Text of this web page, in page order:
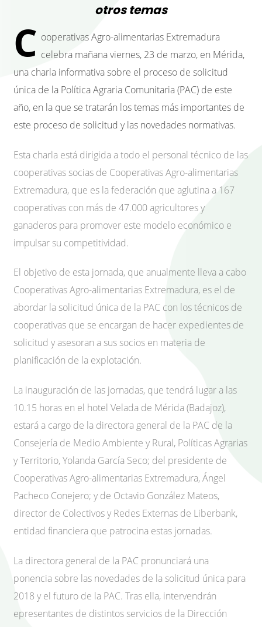
otros temas
C ooperativas Agro-alimentarias Extremadura
celebra mañana viernes, 23 de marzo, en Mérida,
una charla informativa sobre el proceso de solicitud
única de la Política Agraria Comunitaria (PAC) de este
año, en la que se tratarán los temas más importantes de
este proceso de solicitud y las novedades normativas.
Esta charla está dirigida a todo el personal técnico de las
cooperativas socias de Cooperativas Agro-alimentarias
Extremadura, que es la federación que aglutina a 167
cooperativas con más de 47.000 agricultores y
ganaderos para promover este modelo económico e
impulsar su competitividad.
El objetivo de esta jornada, que anualmente lleva a cabo
Cooperativas Agro-alimentarias Extremadura, es el de
abordar la solicitud única de la PAC con los técnicos de
cooperativas que se encargan de hacer expedientes de
solicitud y asesoran a sus socios en materia de
planificación de la explotación.
La inauguración de las jornadas, que tendrá lugar a las
10.15 horas en el hotel Velada de Mérida (Badajoz),
estará a cargo de la directora general de la PAC de la
Consejería de Medio Ambiente y Rural, Políticas Agrarias
y Territorio, Yolanda García Seco; del presidente de
Cooperativas Agro-alimentarias Extremadura, Ángel
Pacheco Conejero; y de Octavio González Mateos,
director de Colectivos y Redes Externas de Liberbank,
entidad financiera que patrocina estas jornadas.
La directora general de la PAC pronunciará una
ponencia sobre las novedades de la solicitud única para
2018 y el futuro de la PAC. Tras ella, intervendrán
epresentantes de distintos servicios de la Dirección